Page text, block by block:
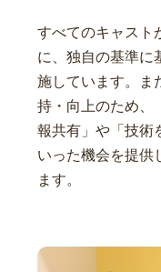
すべてのキャスト
に、独自の基準に
施しています。ま
持・向上のため、
報共有」や「技術
いった機会を提供
ます。